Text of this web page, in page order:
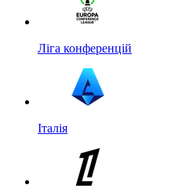
Ліга конференцій
Італія